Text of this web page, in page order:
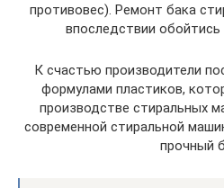
противовес). Ремонт бака
впоследствии
К счастью производители
формулами пластиков,
производстве стиральных
современной стиральной
прочный